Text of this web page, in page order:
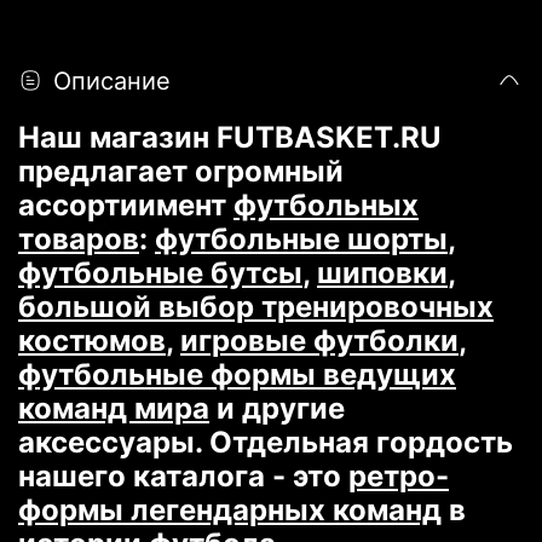
Описание
Наш магазин FUTBASKET.RU
предлагает огромный
ассортиимент футбольных
товаров: футбольные шорты,
футбольные бутсы, шиповки,
большой выбор тренировочных
костюмов, игровые футболки,
футбольные формы ведущих
команд мира и другие
аксессуары. Отдельная гордость
нашего каталога - это ретро-
формы легендарных команд в